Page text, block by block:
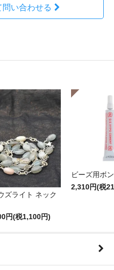
い合わせる
ズライト ネック
円(税1,100円)
ビーズ用ボ
2,310円(税